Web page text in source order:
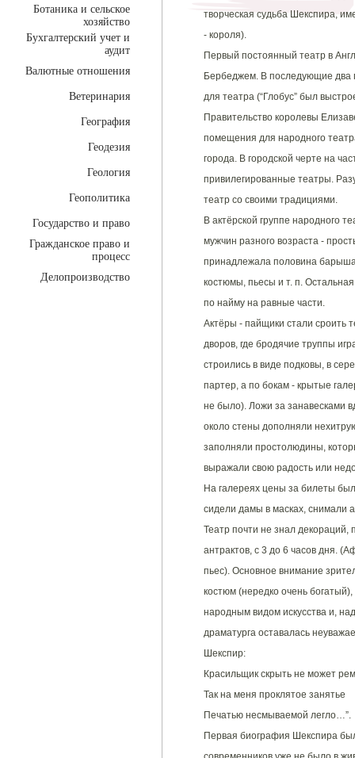
Ботаника и сельское
хозяйство
Бухгалтерский учет и
аудит
Валютные отношения
Ветеринария
География
Геодезия
Геология
Геополитика
Государство и право
Гражданское право и
процесс
Делопроизводство
творческая судьба Шекспира,
- короля).
Первый постоянный театр в
Бербеджем. В последующие два
для театра (“Глобус” был
Правительство королевы
помещения для народного
города. В городской черте на
привилегированные театры.
театр со своими традициями.
В актёрской группе народного
мужчин разного возраста -
принадлежала половина
костюмы, пьесы и т. п.
по найму на равные части.
Актёры - пайщики стали сроить
дворов, где бродячие труппы
строились в виде подковы, в
партер, а по бокам - крытые
не было). Ложи за занавесками
около стены дополняли
заполняли простолюдины,
выражали свою радость или
На галереях цены за билеты
сидели дамы в масках, снимали
Театр почти не знал декораций,
антрактов, с 3 до 6 часов дня.
пьес). Основное внимание
костюм (нередко очень
народным видом искусства и,
драматурга оставалась
Шекспир:
Красильщик скрыть не может
Так на меня проклятое занятье
Печатью несмываемой легло…”.
Первая биография Шекспира